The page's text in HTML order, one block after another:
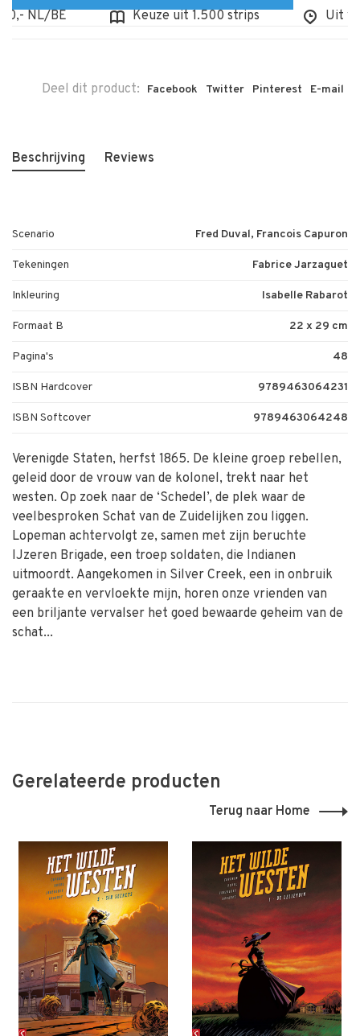
NL/BE
Keuze uit 1.500 strips Uit
Deel dit product: Facebook Twitter Pinterest E-mail
Beschrijving Reviews
Scenario Fred Duval, Francois Capuron
Tekeningen Fabrice Jarzaguet
Inkleuring Isabelle Rabarot
Formaat B 22 x 29 cm
Pagina's 48
ISBN Hardcover 9789463064231
ISBN Softcover 9789463064248
Verenigde Staten, herfst 1865. De kleine groep rebellen,
geleid door de vrouw van de kolonel, trekt naar het
westen. Op zoek naar de ‘Schedel’, de plek waar de
veelbesproken Schat van de Zuidelijken zou liggen.
Lopeman achtervolgt ze, samen met zijn beruchte
IJzeren Brigade, een troep soldaten, die Indianen
uitmoordt. Aangekomen in Silver Creek, een in onbruik
geraakte en vervloekte mijn, horen onze vrienden van
een briljante vervalser het goed bewaarde geheim van de
schat...
Gerelateerde producten
Terug naar Home